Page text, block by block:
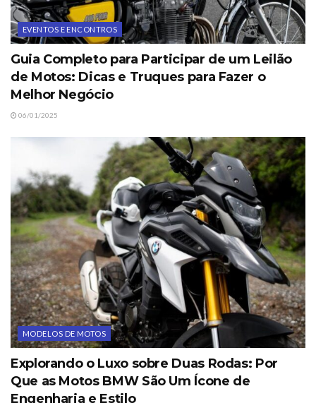
EVENTOS E ENCONTROS
Guia Completo para Participar de um Leilão
de Motos: Dicas e Truques para Fazer o
Melhor Negócio
06/01/2025
MODELOS DE MOTOS
Explorando o Luxo sobre Duas Rodas: Por
Que as Motos BMW São Um Ícone de
Engenharia e Estilo